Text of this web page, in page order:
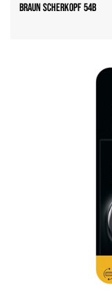
Braun Scherkopf 54B